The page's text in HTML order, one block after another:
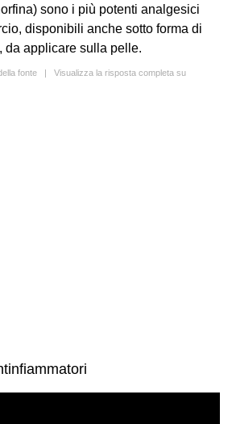
sono i più potenti analgesici
disponibili anche sotto forma di
da applicare sulla pelle.
fonte | Visualizza la risposta completa su